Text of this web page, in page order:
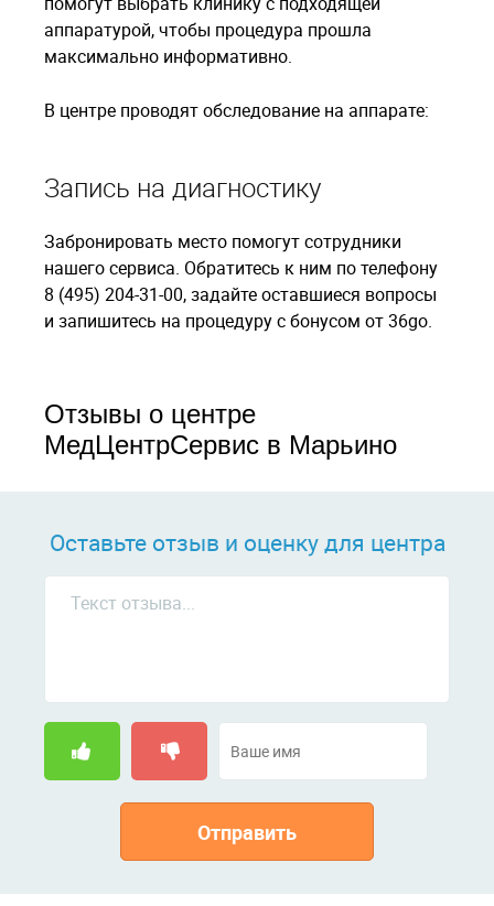
аппаратурой, чтобы процедура прошла
максимально информативно.
В центре проводят обследование на аппарате:
Запись на диагностику
Забронировать место помогут сотрудники
нашего сервиса. Обратитесь к ним по телефону
8 (495) 204-31-00, задайте оставшиеся вопросы
и запишитесь на процедуру с бонусом от 36go.
Отзывы о центре
МедЦентрСервис в Марьино
Оставьте отзыв и оценку для центра
Отправить